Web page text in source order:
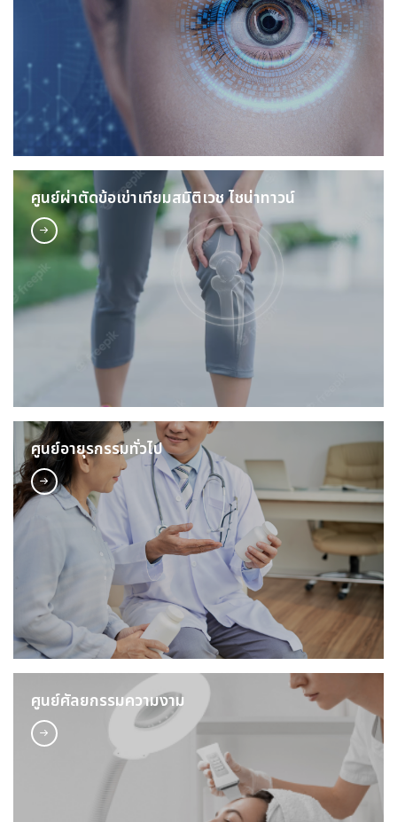
ศูนย์ผ่าตัดข้อเข่าเทียมสมิติเวช ไชน่าทาวน์
ศูนย์อายุรกรรมทั่วไป
ศูนย์ศัลยกรรมความงาม